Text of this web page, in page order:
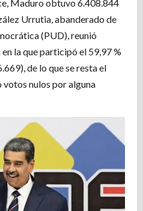
Maduro obtuvo 6.408.844
Urrutia, abanderado de
(PUD), reunió
la que participó el 59,97 %
de lo que se resta el
votos nulos por alguna